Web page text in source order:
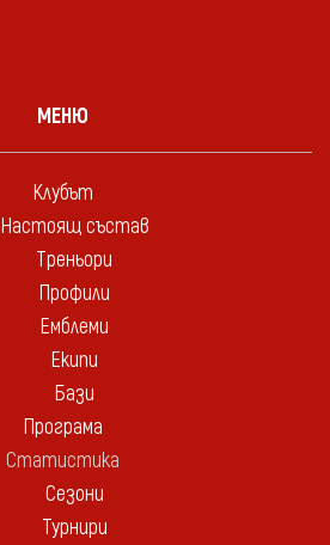
МЕНЮ
Клубът
Настоящ състав
Треньори
Профили
Емблеми
Екипи
Бази
Програма
Статистика
Сезони
Турнири